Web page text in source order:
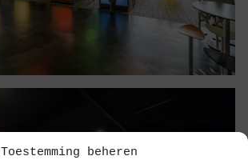
Toestemming beheren